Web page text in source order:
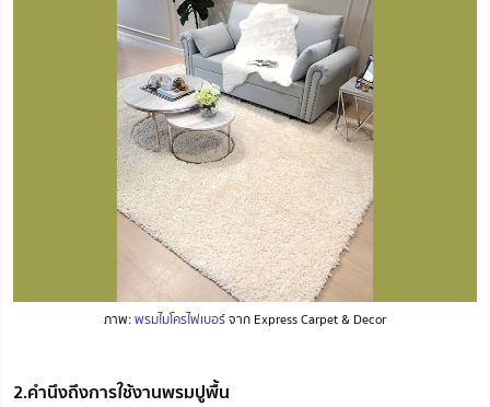
ภาพ:พรมไมโครไฟเบอร์จาก Express Carpet & Decor
2.คำนึงถึงการใช้งานพรมปูพื้น